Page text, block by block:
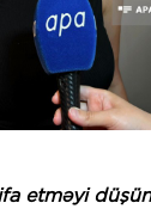
ifa etməyi